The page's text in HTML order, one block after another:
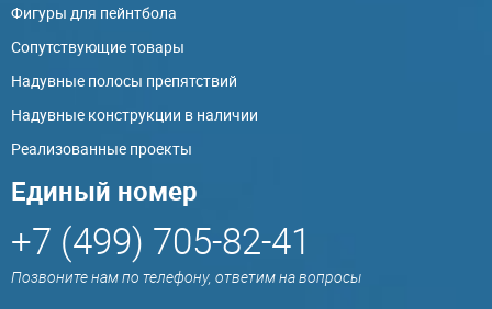
Фигуры для пейнтбола
Сопутствующие товары
Надувные полосы препятствий
Надувные конструкции в наличии
Реализованные проекты
Единый номер
+7 (499) 705-82-41
Позвоните нам по телефону, ответим на вопросы